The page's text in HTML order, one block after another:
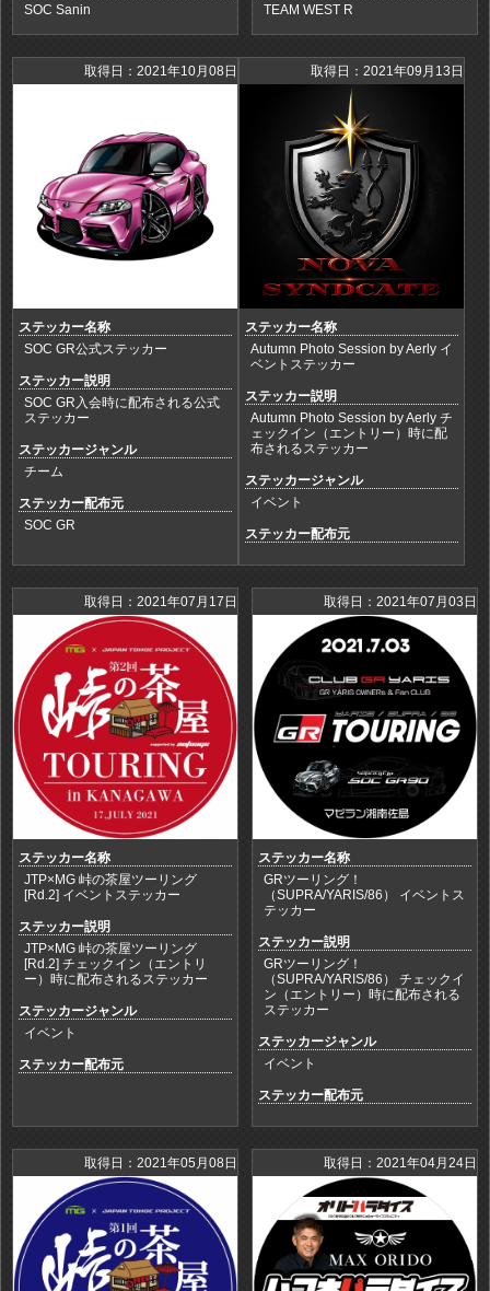
SOC Sanin
TEAM WEST R
取得日：2021年10月08日
ステッカー名称
SOC GR公式ステッカー
ステッカー説明
SOC GR入会時に配布される公式
ステッカー
ステッカージャンル
チーム
ステッカー配布元
SOC GR
取得日：2021年09月13日
ステッカー名称
Autumn Photo Session by Aerly イ
ベントステッカー
ステッカー説明
Autumn Photo Session by Aerly チ
ェックイン（エントリー）時に配
布されるステッカー
ステッカージャンル
イベント
ステッカー配布元
取得日：2021年07月17日
ステッカー名称
JTP×MG 峠の茶屋ツーリング
[Rd.2] イベントステッカー
ステッカー説明
JTP×MG 峠の茶屋ツーリング
[Rd.2] チェックイン（エントリ
ー）時に配布されるステッカー
ステッカージャンル
イベント
ステッカー配布元
取得日：2021年07月03日
ステッカー名称
GRツーリング！
（SUPRA/YARIS/86） イベントス
テッカー
ステッカー説明
GRツーリング！
（SUPRA/YARIS/86） チェックイ
ン（エントリー）時に配布される
ステッカー
ステッカージャンル
イベント
ステッカー配布元
取得日：2021年05月08日 取得日：2021年04月24日